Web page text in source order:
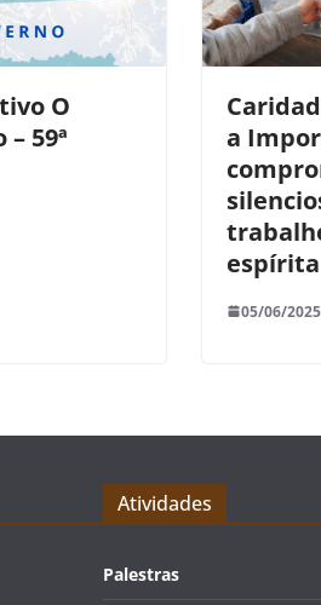
O
59ª
a
espírita
05/06/2025
Atividades
Palestras